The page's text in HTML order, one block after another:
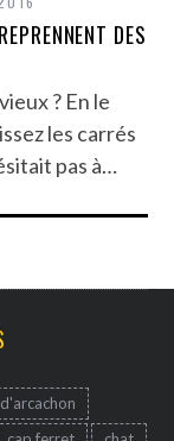
DES
? En le
les carrés
pas à…